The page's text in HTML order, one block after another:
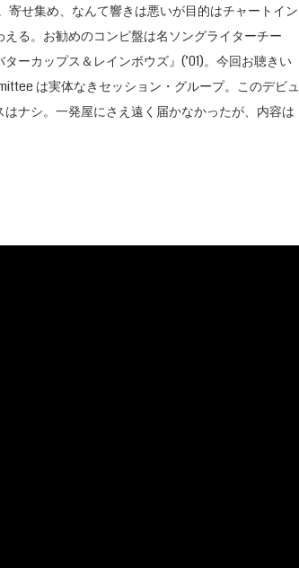
せ集め、なんて響きは悪いが目的はチャートイン
る。お勧めのコンピ盤は名ソングライターチー
ーカップス＆レインボウズ』(’01)。今回お聴きい
は実体なきセッション・グループ。このデビュ
ナシ。一発屋にさえ遠く届かなかったが、内容は